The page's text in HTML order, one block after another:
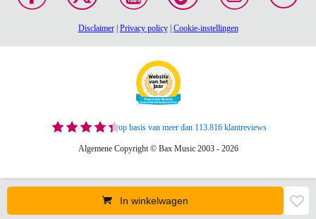
In winkelwagen
Disclaimer| Privacy policy| Cookie-instellingen
op basis van meer dan 113.816 klantreviews
Algemene Copyright © Bax Music 2003 - 2026